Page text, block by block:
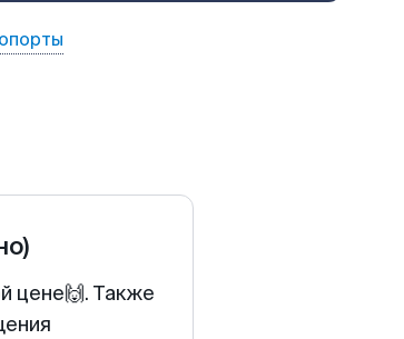
цене🙌. Также